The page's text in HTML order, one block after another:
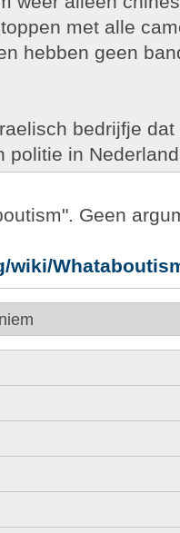
met alle
hebben geen
bedrijfje
politie in
Geen
wiki/